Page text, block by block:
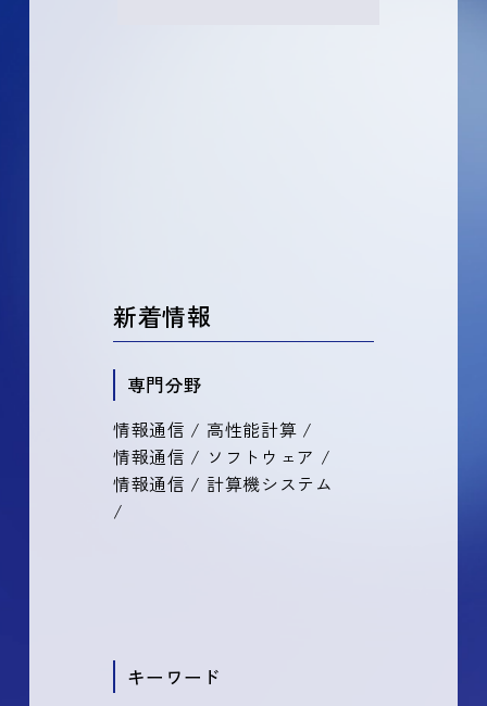
新着情報
専門分野
情報通信 / 高性能計算 /
情報通信 / ソフトウェア /
情報通信 / 計算機システム
/
キーワード